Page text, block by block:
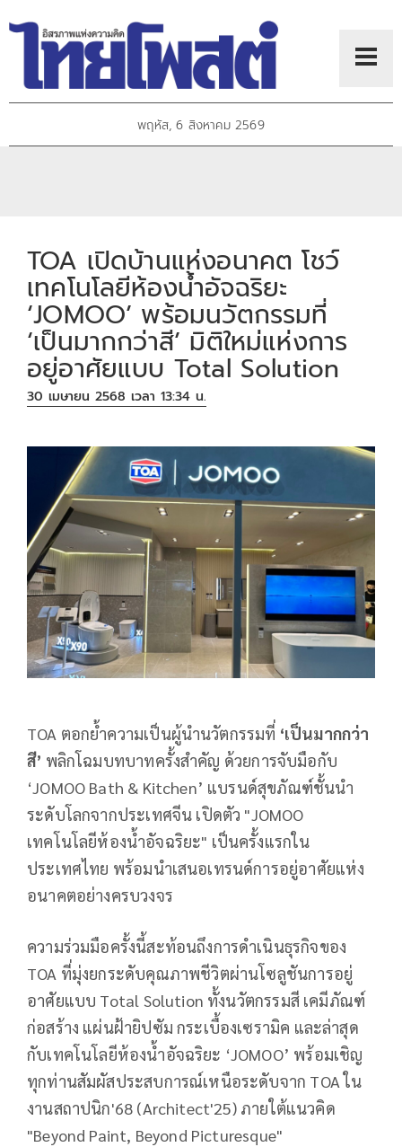
พฤหัส, 6 สิงหาคม 2569
TOA เปิดบ้านแห่งอนาคต โชว์
เทคโนโลยีห้องน้ำอัจฉริยะ
‘JOMOO’ พร้อมนวัตกรรมที่
‘เป็นมากกว่าสี’ มิติใหม่แห่งการ
อยู่อาศัยแบบ Total Solution
30 เมษายน 2568 เวลา 13:34 น.
TOA ตอกย้ำความเป็นผู้นำนวัตกรรมที่ ‘เป็นมากกว่า
สี’ พลิกโฉมบทบาทครั้งสำคัญ ด้วยการจับมือกับ
‘JOMOO Bath & Kitchen’ แบรนด์สุขภัณฑ์ชั้นนำ
ระดับโลกจากประเทศจีน เปิดตัว "JOMOO
เทคโนโลยีห้องน้ำอัจฉริยะ" เป็นครั้งแรกใน
ประเทศไทย พร้อมนำเสนอเทรนด์การอยู่อาศัยแห่ง
อนาคตอย่างครบวงจร
ความร่วมมือครั้งนี้สะท้อนถึงการดำเนินธุรกิจของ
TOA ที่มุ่งยกระดับคุณภาพชีวิตผ่านโซลูชันการอยู่
อาศัยแบบ Total Solution ทั้งนวัตกรรมสี เคมีภัณฑ์
ก่อสร้าง แผ่นฝ้ายิปซัม กระเบื้องเซรามิค และล่าสุด
กับเทคโนโลยีห้องน้ำอัจฉริยะ ‘JOMOO’ พร้อมเชิญ
ทุกท่านสัมผัสประสบการณ์เหนือระดับจาก TOA ใน
งานสถาปนิก'68 (Architect'25) ภายใต้แนวคิด
"Beyond Paint, Beyond Picturesque"